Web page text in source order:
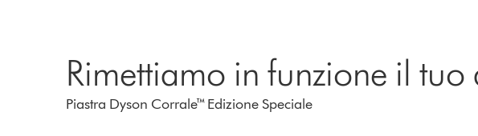
Rimettiamo in funzione il
Piastra Dyson Corrale™ Edizione Speciale